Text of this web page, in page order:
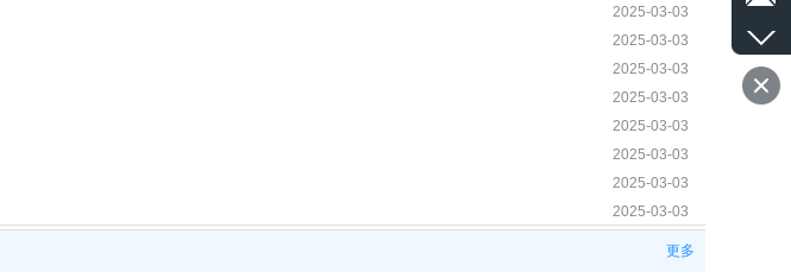
2025-03-03
2025-03-03
2025-03-03
2025-03-03
2025-03-03
2025-03-03
2025-03-03
2025-03-03
2025-02-17
更多